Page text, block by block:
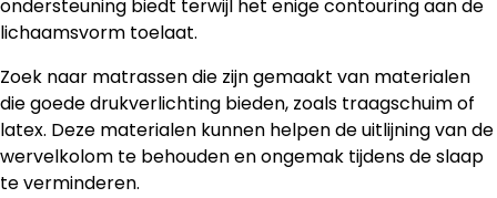
ondersteuning biedt terwijl het enige contouring aan de
lichaamsvorm toelaat.
Zoek naar matrassen die zijn gemaakt van materialen
die goede drukverlichting bieden, zoals traagschuim of
latex. Deze materialen kunnen helpen de uitlijning van de
wervelkolom te behouden en ongemak tijdens de slaap
te verminderen.